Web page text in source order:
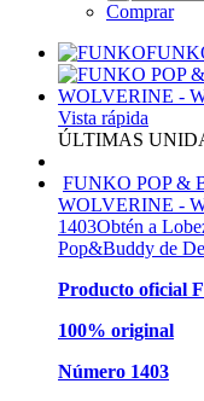
Comprar
Vista rápida
ÚLTIMAS
FUNKO POP &
WOLVERINE -
1403Obtén a
Pop&Buddy de
Producto oficial
100% original
Número 1403